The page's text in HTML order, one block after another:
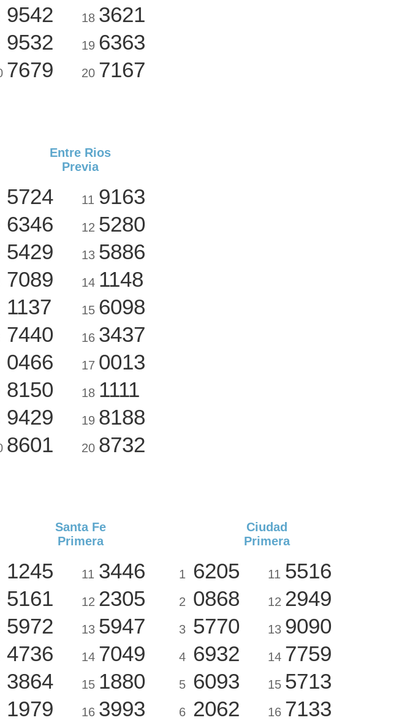
9542
9532
7679
18 3621
19 6363
20 7167
Entre Rios
Previa
5724
6346
5429
7089
1137
7440
0466
8150
9429
8601
11 9163
12 5280
13 5886
14 1148
15 6098
16 3437
17 0013
18 1111
19 8188
20 8732
Santa Fe
Primera
1245
5161
5972
4736
3864
1979
11 3446
12 2305
13 5947
14 7049
15 1880
16 3993
Ciudad
Primera
1 6205
2 0868
3 5770
4 6932
5 6093
6 2062
11 5516
12 2949
13 9090
14 7759
15 5713
16 7133